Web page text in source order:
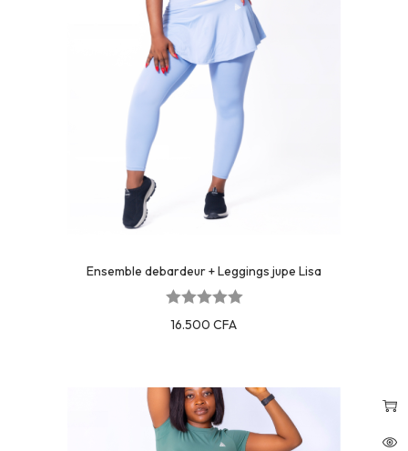
Ensemble debardeur + Leggings jupe Lisa
16.500CFA